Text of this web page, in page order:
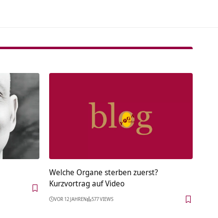
Welche Organe sterben zuerst?
Kurzvortrag auf Video
VOR 12 JAHREN 577 VIEWS